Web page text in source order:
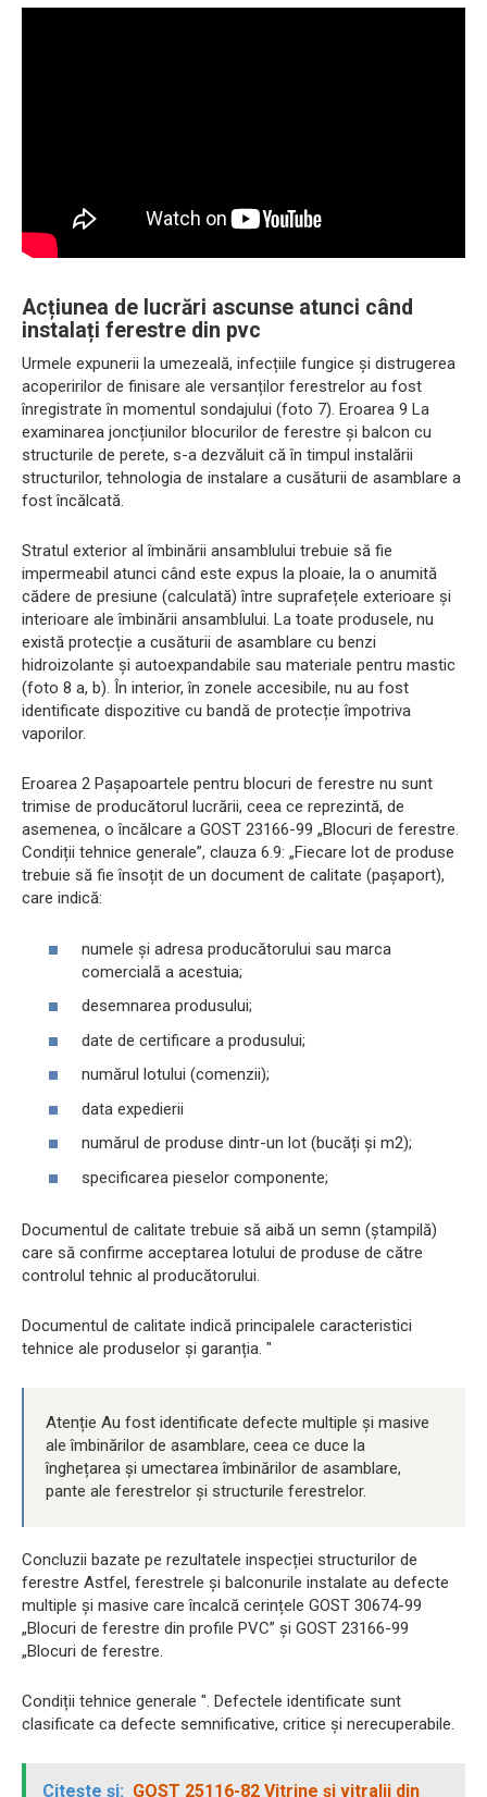
Acțiunea de lucrări ascunse atunci când
instalați ferestre din pvc
Urmele expunerii la umezeală, infecțiile fungice și distrugerea
acoperirilor de finisare ale versanților ferestrelor au fost
înregistrate în momentul sondajului (foto 7). Eroarea 9 La
examinarea joncțiunilor blocurilor de ferestre și balcon cu
structurile de perete, s-a dezvăluit că în timpul instalării
structurilor, tehnologia de instalare a cusăturii de asamblare a
fost încălcată.
Stratul exterior al îmbinării ansamblului trebuie să fie
impermeabil atunci când este expus la ploaie, la o anumită
cădere de presiune (calculată) între suprafețele exterioare și
interioare ale îmbinării ansamblului. La toate produsele, nu
există protecție a cusăturii de asamblare cu benzi
hidroizolante și autoexpandabile sau materiale pentru mastic
(foto 8 a, b). În interior, în zonele accesibile, nu au fost
identificate dispozitive cu bandă de protecție împotriva
vaporilor.
Eroarea 2 Pașapoartele pentru blocuri de ferestre nu sunt
trimise de producătorul lucrării, ceea ce reprezintă, de
asemenea, o încălcare a GOST 23166-99 „Blocuri de ferestre.
Condiții tehnice generale”, clauza 6.9: „Fiecare lot de produse
trebuie să fie însoțit de un document de calitate (pașaport),
care indică:
numele și adresa producătorului sau marca
comercială a acestuia;
desemnarea produsului;
date de certificare a produsului;
numărul lotului (comenzii);
data expedierii
numărul de produse dintr-un lot (bucăți și m2);
specificarea pieselor componente;
Documentul de calitate trebuie să aibă un semn (ștampilă)
care să confirme acceptarea lotului de produse de către
controlul tehnic al producătorului.
Documentul de calitate indică principalele caracteristici
tehnice ale produselor și garanția. "
Atenție Au fost identificate defecte multiple și masive
ale îmbinărilor de asamblare, ceea ce duce la
înghețarea și umectarea îmbinărilor de asamblare,
pante ale ferestrelor și structurile ferestrelor.
Concluzii bazate pe rezultatele inspecției structurilor de
ferestre Astfel, ferestrele și balconurile instalate au defecte
multiple și masive care încalcă cerințele GOST 30674-99
„Blocuri de ferestre din profile PVC” și GOST 23166-99
„Blocuri de ferestre.
Condiții tehnice generale ". Defectele identificate sunt
clasificate ca defecte semnificative, critice și nerecuperabile.
Citește și: GOST 25116-82 Vitrine și vitralii din